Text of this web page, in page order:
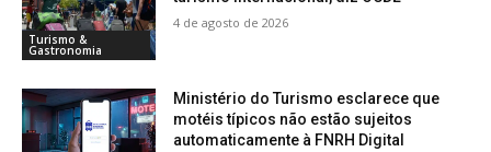
Turismo &
Gastronomia
4 de agosto de 2026
Ministério do Turismo esclarece que
motéis típicos não estão sujeitos
automaticamente à FNRH Digital